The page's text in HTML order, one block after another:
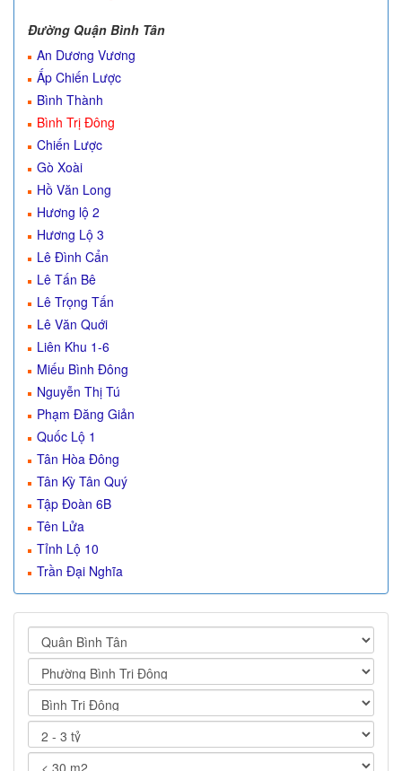
Đường Quận Bình Tân
An Dương Vương
Ấp Chiến Lược
Bình Thành
Bình Trị Đông
Chiến Lược
Gò Xoài
Hồ Văn Long
Hương lộ 2
Hương Lộ 3
Lê Đình Cẩn
Lê Tấn Bê
Lê Trọng Tấn
Lê Văn Quới
Liên Khu 1-6
Miếu Bình Đông
Nguyễn Thị Tú
Phạm Đăng Giản
Quốc Lộ 1
Tân Hòa Đông
Tân Kỳ Tân Quý
Tập Đoàn 6B
Tên Lửa
Tỉnh Lộ 10
Trần Đại Nghĩa